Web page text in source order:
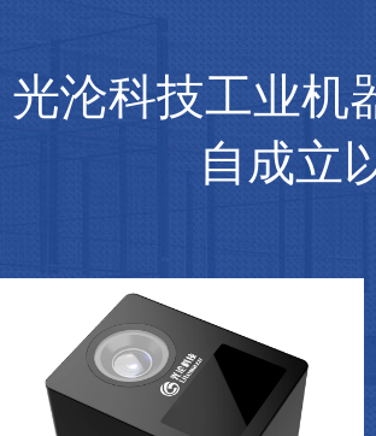
光沦科技工业机
自成立